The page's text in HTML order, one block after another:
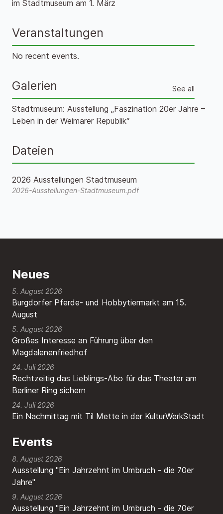
im Stadtmuseum am 1. März
Veranstaltungen
No recent events.
Galerien See all
Stadtmuseum: Ausstellung „Faszination 20er Jahre –
Leben in der Weimarer Republik“
Dateien
2026 Ausstellungen Stadtmuseum
2026-Ausstellungen-Stadtmuseum.pdf
Neues
Burgdorfer Pferde- und Hobbytiermarkt am 15.
August
5. August 2026
Großes Interesse an Führung über den
Magdalenenfriedhof
5. August 2026
Rechtzeitig das Lieblings-Abo für das Theater am
Berliner Ring sichern
24. Juli 2026
Ein Nachmittag mit Til Mette in der KulturWerkStadt
24. Juli 2026
Events
8. August 2026
Ausstellung "Ein Jahrzehnt im Umbruch - die 70er
Jahre"
9. August 2026
Ausstellung "Ein Jahrzehnt im Umbruch - die 70er